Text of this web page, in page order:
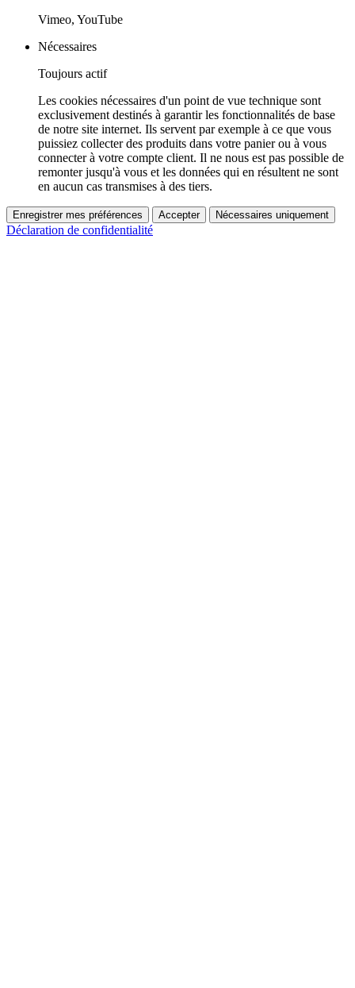
Vimeo, YouTube
Nécessaires
Toujours actif
Les cookies nécessaires d'un point de vue technique sont
exclusivement destinés à garantir les fonctionnalités de base
de notre site internet. Ils servent par exemple à ce que vous
puissiez collecter des produits dans votre panier ou à vous
connecter à votre compte client. Il ne nous est pas possible de
remonter jusqu'à vous et les données qui en résultent ne sont
en aucun cas transmises à des tiers.
Enregistrer mes préférences Accepter Nécessaires uniquement
Déclaration de confidentialité